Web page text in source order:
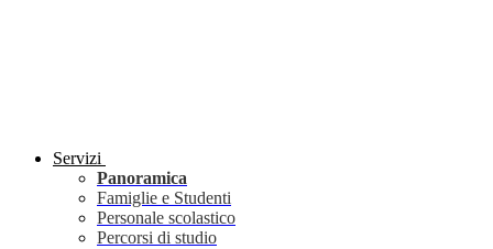
Servizi
Panoramica
Famiglie e Studenti
Personale scolastico
Percorsi di studio